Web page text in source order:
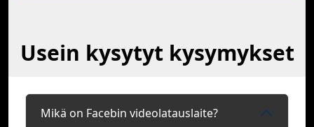
Usein kysytyt kysymykset
Mikä on Facebin videolatauslaite?